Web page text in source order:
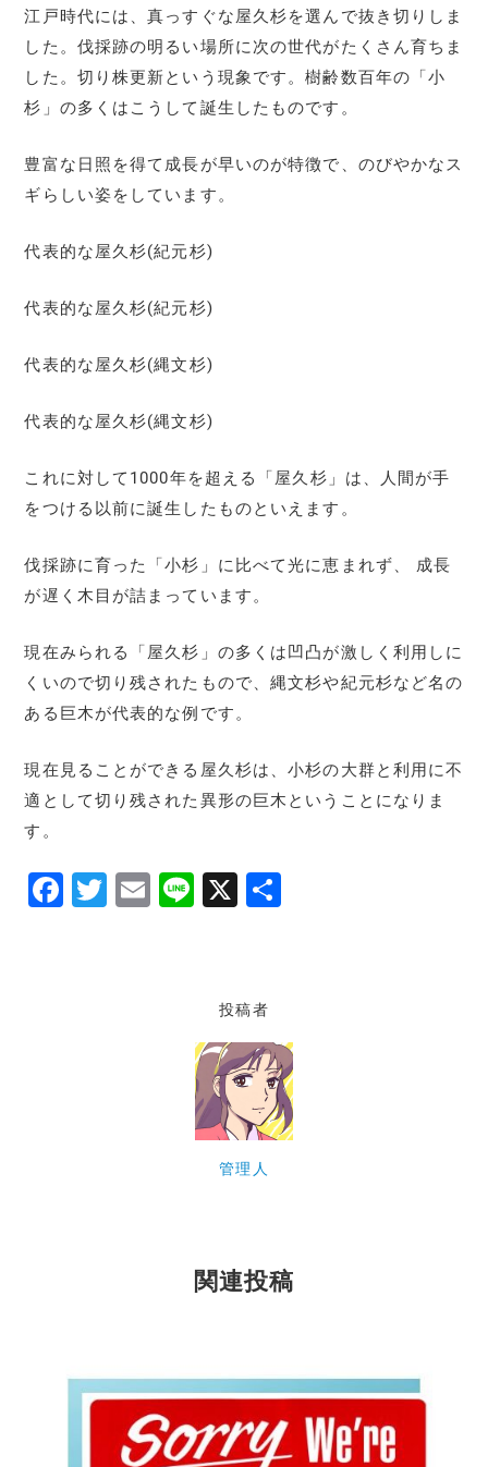
江戸時代には、真っすぐな屋久杉を選んで抜き切りしま
した。伐採跡の明るい場所に次の世代がたくさん育ちま
した。切り株更新という現象です。樹齢数百年の「小
杉」の多くはこうして誕生したものです。
豊富な日照を得て成長が早いのが特徴で、のびやかなス
ギらしい姿をしています。
代表的な屋久杉(紀元杉)
代表的な屋久杉(紀元杉)
代表的な屋久杉(縄文杉)
代表的な屋久杉(縄文杉)
これに対して1000年を超える「屋久杉」は、人間が手
をつける以前に誕生したものといえます。
伐採跡に育った「小杉」に比べて光に恵まれず、 成長
が遅く木目が詰まっています。
現在みられる「屋久杉」の多くは凹凸が激しく利用しに
くいので切り残されたもので、縄文杉や紀元杉など名の
ある巨木が代表的な例です。
現在見ることができる屋久杉は、小杉の大群と利用に不
適として切り残された異形の巨木ということになりま
す。
F
T
E
Li X
投稿者
管理人
関連投稿